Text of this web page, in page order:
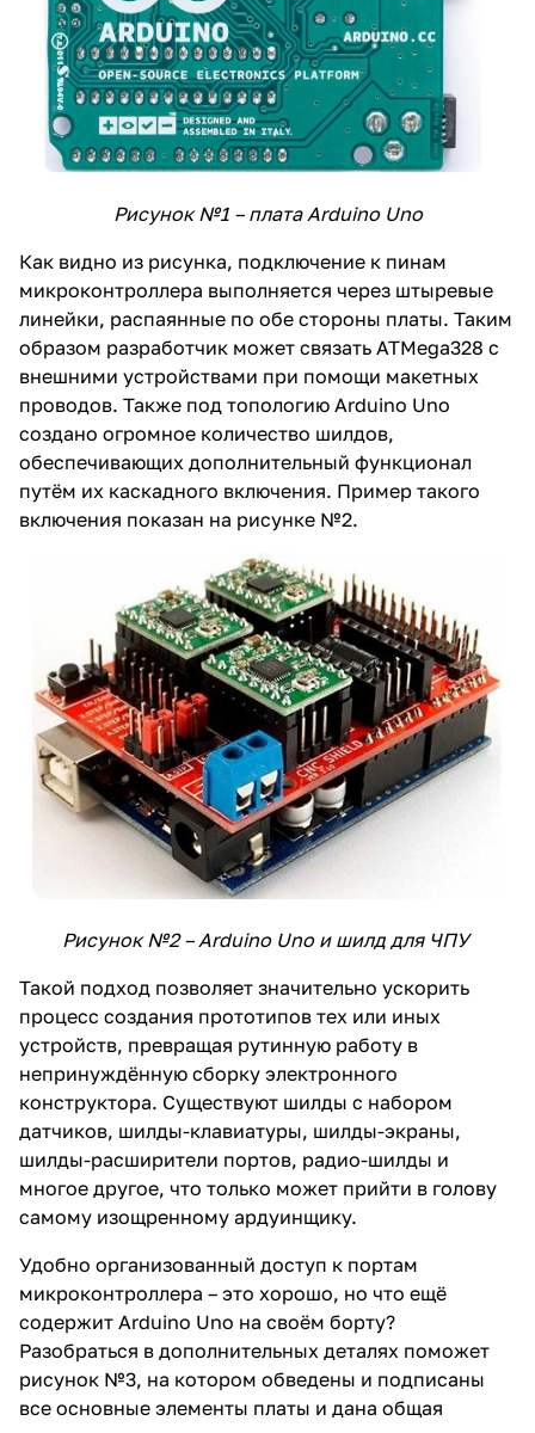
Рисунок №1 – плата Arduino Uno
Как видно из рисунка, подключение к пинам
микроконтроллера выполняется через штыревые
линейки, распаянные по обе стороны платы. Таким
образом разработчик может связать ATMega328 с
внешними устройствами при помощи макетных
проводов. Также под топологию Arduino Uno
создано огромное количество шилдов,
обеспечивающих дополнительный функционал
путём их каскадного включения. Пример такого
включения показан на рисунке №2.
Рисунок №2 – Arduino Uno и шилд для ЧПУ
Такой подход позволяет значительно ускорить
процесс создания прототипов тех или иных
устройств, превращая рутинную работу в
непринуждённую сборку электронного
конструктора. Существуют шилды с набором
датчиков, шилды-клавиатуры, шилды-экраны,
шилды-расширители портов, радио-шилды и
многое другое, что только может прийти в голову
самому изощренному ардуинщику.
Удобно организованный доступ к портам
микроконтроллера – это хорошо, но что ещё
содержит Arduino Uno на своём борту?
Разобраться в дополнительных деталях поможет
рисунок №3, на котором обведены и подписаны
все основные элементы платы и дана общая